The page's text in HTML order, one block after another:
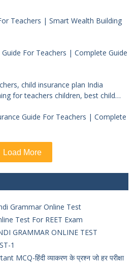
Teachers | Smart Wealth Building
For Teachers | Complete Guide
child insurance plan India
for teachers children, best child
Guide For Teachers | Complete
Load More
Grammar Online Test
Test For REET Exam
GRAMMAR ONLINE TEST
1
MCQ-हिंदी व्याकरण के प्रश्न जो हर परीक्षा